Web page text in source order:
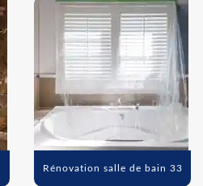
Rénovation salle de bain 33